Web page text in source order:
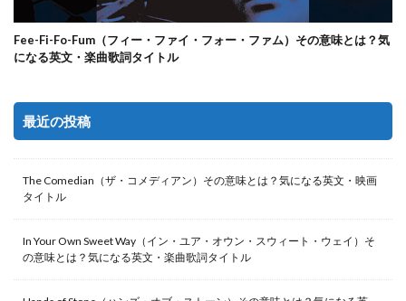
Fee-Fi-Fo-Fum（フィー・ファイ・フォー・ファム）その意味とは？気
になる英文・楽曲歌詞タイトル
最近の投稿
The Comedian（ザ・コメディアン）その意味とは？気になる英文・映画
タイトル
In Your Own Sweet Way（イン・ユア・オウン・スウィート・ウェイ）そ
の意味とは？気になる英文・楽曲歌詞タイトル